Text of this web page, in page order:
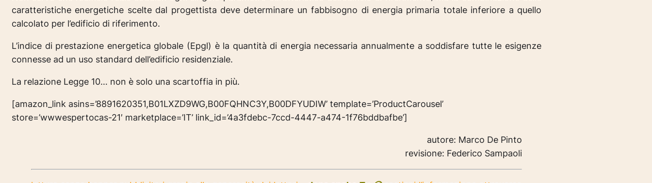
caratteristiche energetiche scelte dal progettista deve determinare un fabbisogno di energia primaria totale inferiore a quello
calcolato per l’edificio di riferimento.
L’indice di prestazione energetica globale (Epgl) è la quantità di energia necessaria annualmente a soddisfare tutte le esigenze
connesse ad un uso standard dell’edificio residenziale.
La relazione Legge 10… non è solo una scartoffia in più.
[amazon_link asins=’8891620351,B01LXZD9WG,B00FQHNC3Y,B00DFYUDIW’ template=’ProductCarousel’
store=’wwwespertocas-21′ marketplace=’IT’ link_id=’4a3fdebc-7ccd-4447-a474-1f76bddbafbe’]
autore: Marco De Pinto
revisione: Federico Sampaoli